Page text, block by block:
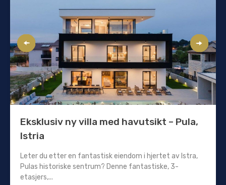
Eksklusiv ny villa med havutsikt – Pula,
Istria
Leter du etter en fantastisk eiendom i hjertet av Istra,
Pulas historiske sentrum? Denne fantastiske, 3-
etasjers,...